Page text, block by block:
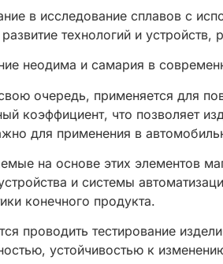
в исследование сплавов с
технологий и
неодима и самария в
очередь, применяется для
коэффициент, что позволяет
для применения в
на основе этих элементов
и системы
конечного продукта.
проводить тестирование
устойчивостью к